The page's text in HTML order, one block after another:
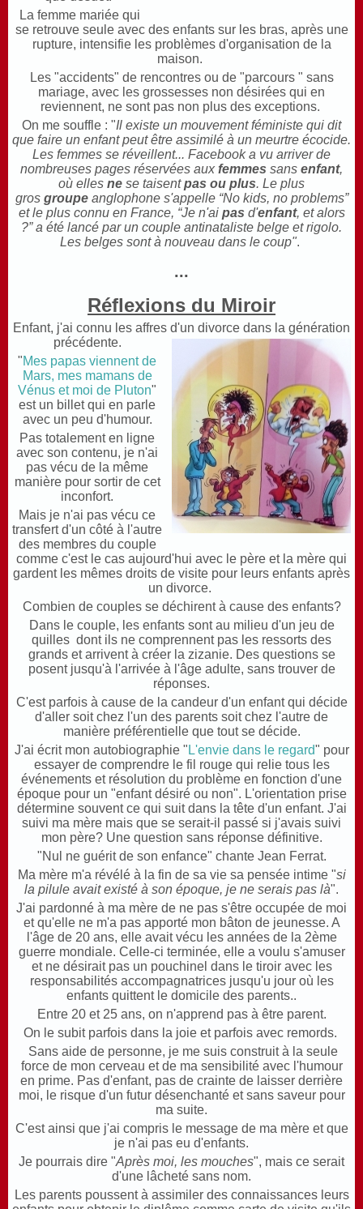
La femme mariée qui
se retrouve seule avec des enfants sur les bras, après une
rupture, intensifie les problèmes d'organisation de la
maison.
Les "accidents" de rencontres ou de "parcours " sans
mariage, avec les grossesses non désirées qui en
reviennent, ne sont pas non plus des exceptions.
On me souffle : "Il existe un mouvement féministe qui dit
que faire un enfant peut être assimilé à un meurtre écocide.
Les femmes se réveillent... Facebook a vu arriver de
nombreuses pages réservées aux femmes sans enfant,
où elles ne se taisentpas ou plus. Le plus
gros groupeanglophone s'appelle “No kids, no problems”
et le plus connu en France, “Je n'ai pas d'enfant, et alors
?” a été lancé par un couple antinataliste belge et rigolo.
Les belges sont à nouveau dans le coup".
...
Réflexions du Miroir
Enfant, j'ai connu les affres d'un divorce dans la génération
précédente.
"Mes papas viennent de
Mars, mes mamans de
Vénus et moi de Pluton"
est un billet qui en parle
avec un peu d'humour.
Pas totalement en ligne
avec son contenu, je n'ai
pas vécu de la même
manière pour sortir de cet
inconfort.
Mais je n'ai pas vécu ce
transfert d'un côté à l'autre
des membres du couple
comme c'est le cas aujourd'hui avec le père et la mère qui
gardent les mêmes droits de visite pour leurs enfants après
un divorce.
Combien de couples se déchirent à cause des enfants?
Dans le couple, les enfants sont au milieu d'un jeu de
quilles dont ils ne comprennent pas les ressorts des
grands et arrivent à créer la zizanie. Des questions se
posent jusqu'à l'arrivée à l'âge adulte, sans trouver de
réponses.
C'est parfois à cause de la candeur d'un enfant qui décide
d'aller soit chez l'un des parents soit chez l'autre de
manière préférentielle que tout se décide.
J'ai écrit mon autobiographie "L'envie dans le regard" pour
essayer de comprendre le fil rouge qui relie tous les
événements et résolution du problème en fonction d'une
époque pour un "enfant désiré ou non". L'orientation prise
détermine souvent ce qui suit dans la tête d'un enfant. J'ai
suivi ma mère mais que se serait-il passé si j'avais suivi
mon père? Une question sans réponse définitive.
"Nul ne guérit de son enfance" chante Jean Ferrat.
Ma mère m'a révélé à la fin de sa vie sa pensée intime "si
la pilule avait existé à son époque, je ne serais pas là".
J'ai pardonné à ma mère de ne pas s'être occupée de moi
et qu'elle ne m'a pas apporté mon bâton de jeunesse. A
l'âge de 20 ans, elle avait vécu les années de la 2ème
guerre mondiale. Celle-ci terminée, elle a voulu s'amuser
et ne désirait pas un pouchinel dans le tiroir avec les
responsabilités accompagnatrices jusqu'u jour où les
enfants quittent le domicile des parents..
Entre 20 et 25 ans, on n'apprend pas à être parent.
On le subit parfois dans la joie et parfois avec remords.
Sans aide de personne, je me suis construit à la seule
force de mon cerveau et de ma sensibilité avec l'humour
en prime. Pas d'enfant, pas de crainte de laisser derrière
moi, le risque d'un futur désenchanté et sans saveur pour
ma suite.
C'est ainsi que j'ai compris le message de ma mère et que
je n'ai pas eu d'enfants.
Je pourrais dire "Après moi, les mouches", mais ce serait
d'une lâcheté sans nom.
Les parents poussent à assimiler des connaissances leurs